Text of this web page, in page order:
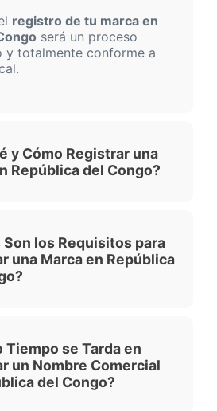
registro de tu marca en
será un proceso
y totalmente conforme a
y Cómo Registrar una
República del Congo?
Son los Requisitos para
una Marca en República
Tiempo se Tarda en
un Nombre Comercial
del Congo?